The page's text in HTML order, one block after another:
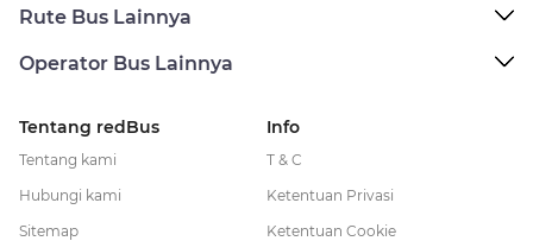
Rute Bus Lainnya
Operator Bus Lainnya
Tentang redBus
Tentang kami
Hubungi kami
Sitemap
Info
T & C
Ketentuan Privasi
Ketentuan Cookie